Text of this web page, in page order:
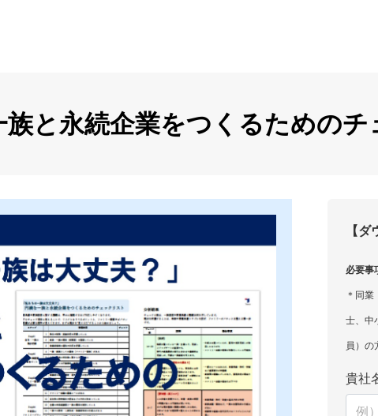
と永続企業をつくるためのチ
【
必要事
＊同
士、中
員）の
貴社